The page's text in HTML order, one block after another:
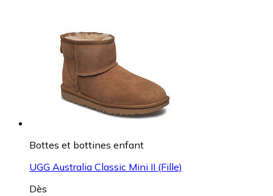
Bottes et bottines enfant
UGG Australia Classic Mini II (Fille)
Dès